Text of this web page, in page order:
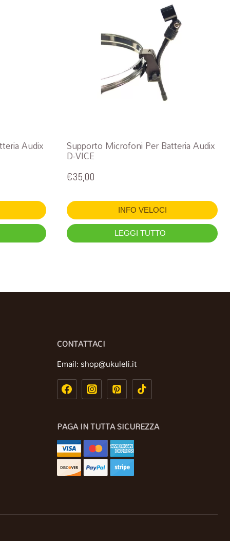
Audix Supporto Microfoni Per Batteria Audix
D-VICE
€35,00
INFO VELOCI
LEGGI TUTTO
CONTATTACI
Email: shop@ukuleli.it
PAGA IN TUTTA SICUREZZA